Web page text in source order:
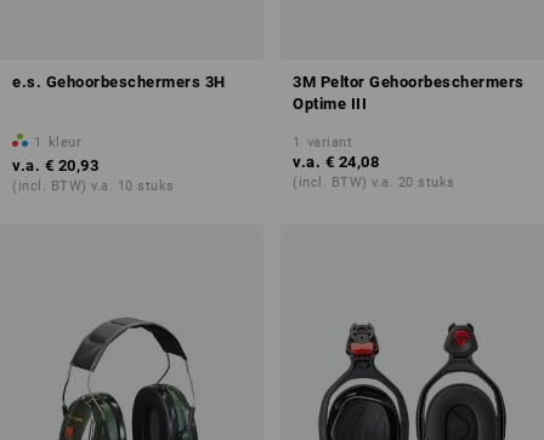
e.s. Gehoorbeschermers 3H
1 kleur
v.a. € 20,93
(incl. BTW) v.a. 10 stuks
3M Peltor Gehoorbeschermers
Optime III
1 variant
v.a. € 24,08
(incl. BTW) v.a. 20 stuks